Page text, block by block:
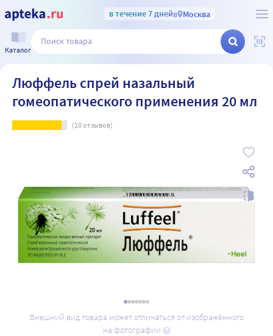
в течение 7 днейв Москва
Каталог
Люффель спрей назальный
гомеопатического применения 20 мл
(10отзывов)
Внешний вид товара может отличаться от изображённого
на фотографии